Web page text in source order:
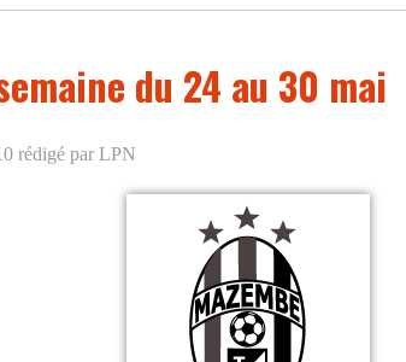
du 24 au 30 mai
rédigé par LPN